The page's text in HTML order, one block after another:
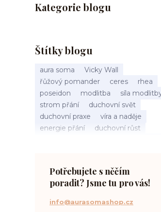
Kategorie blogu
Štítky blogu
aura soma
Vicky Wall
řůžový pomander
ceres
rhea
poseidon
modlitba
síla
strom přání
duchovní svět
duchovní praxe
víra a naděje
energie přání
duchovní růst
práce s energiemi
přání a manifestace
Potřebujete s něčím
poradit? Jsme tu pro vás!
info@aurasomashop.cz